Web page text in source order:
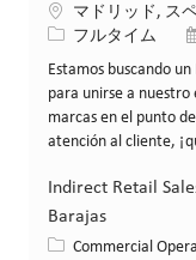
場所マドリッド, ス
役職フルタイム
Estamos buscando
para unirse a nuestro
marcas en el punto
atención al cliente,
Indirect Retail
Barajas
カテゴリー
Commercial